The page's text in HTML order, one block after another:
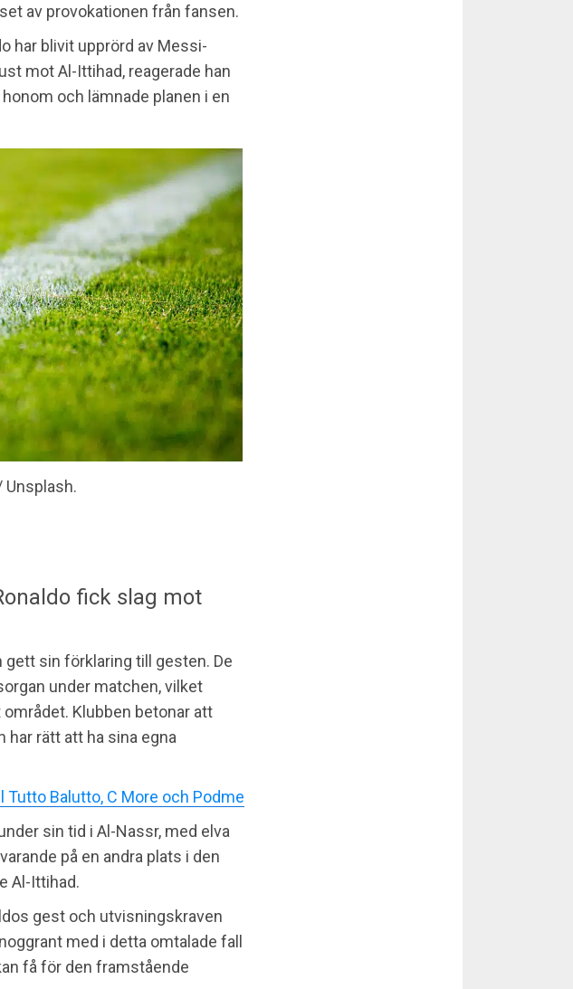
av provokationen från fansen.
har blivit upprörd av Messi-
mot Al-Ittihad, reagerade han
och lämnade planen i en
Unsplash.
fick slag mot
gett sin förklaring till gesten. De
under matchen, vilket
Klubben betonar att
rätt att ha sina egna
Balutto, C More och Podme
sin tid i Al-Nassr, med elva
på en andra plats i den
Al-Ittihad.
gest och utvisningskraven
med i detta omtalade fall
få för den framstående